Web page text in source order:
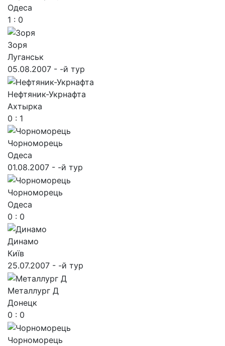
Одеса
1 : 0
Зоря
Луганськ
05.08.2007 - -й тур
Нефтяник-Укрнафта
Ахтырка
0 : 1
Чорноморець
Одеса
01.08.2007 - -й тур
Чорноморець
Одеса
0 : 0
Динамо
Київ
25.07.2007 - -й тур
Металлург Д
Донецк
0 : 0
Чорноморець